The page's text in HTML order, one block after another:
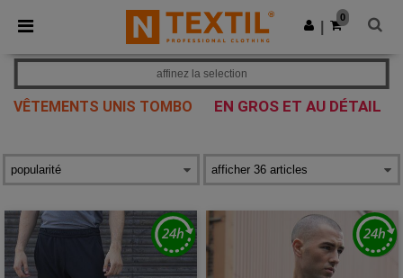
× Appli Ntextil
Meilleurs prix sur l’app !
Obtenir l'appli
0
VÊTEMENTS UNIS TOMBO EN GROS ET AU DÉTAIL
affinez la selection